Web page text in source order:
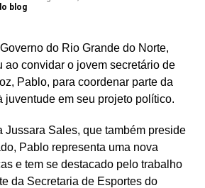
blog
do Rio Grande do Norte,
ao convidar o jovem secretário de
Pablo, para coordenar parte da
juventude em seu projeto político.
Jussara Sales, que também preside
Pablo representa uma nova
e tem se destacado pelo trabalho
da Secretaria de Esportes do